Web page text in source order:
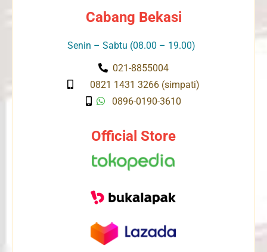
Cabang Bekasi
Senin – Sabtu (08.00 – 19.00)
021-8855004
0821 1431 3266 (simpati)
0896-0190-3610
Official Store